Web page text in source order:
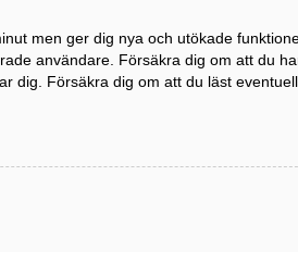
men ger dig nya och utökade
användare. Försäkra dig om att du
dig. Försäkra dig om att du läst